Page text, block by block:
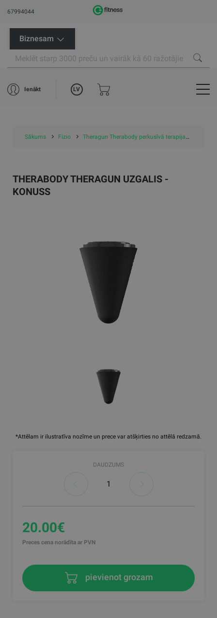
67994044
Biznesam
Ienākt LV
Sākums Fizio Theragun Therabody perkusīvā terapija
*Attēlam ir ilustratīva nozīme un prece var atšķirties no attēlā redzamā.
THERABODY THERAGUN UZGALIS -
KONUSS
DAUDZUMS
20.00€
Preces cena norādīta ar PVN
pievienot grozam